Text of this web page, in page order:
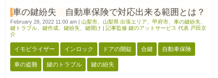
車の鍵紛失 自動車保険で対応出来る範囲とは？
February 28, 2022 11:00 am | 山梨市 山梨県 出張エリア 甲府市 車の鍵紛失
鍵トラブル
鍵作成 鍵紛失 鍵開け | 記事監修 鍵のアットサービス 代表 戸田京
介
イモビライザー インロック ドアの開錠 合鍵 自動車保険
車の盗難 鍵のトラブル 鍵の紛失